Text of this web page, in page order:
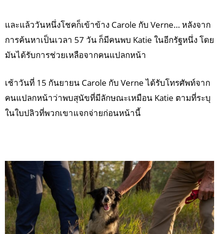
และแล้ววันหนึ่งโชคก็เข้าข้าง Carole กับ Verne… หลังจาก
การค้นหาเป็นเวลา 57 วัน ก็มีคนพบ Katie ในอีกรัฐหนึ่ง โดย
มันได้รับการช่วยเหลือจากคนแปลกหน้า
เช้าวันที่ 15 กันยายน Carole กับ Verne ได้รับโทรศัพท์จาก
คนแปลกหน้าว่าพบสุนัขที่มีลักษณะเหมือน Katie ตามที่ระบุ
ในใบปลิวที่พวกเขาแจกจ่ายก่อนหน้านี้